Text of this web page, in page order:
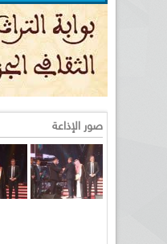
صور الإذاعة